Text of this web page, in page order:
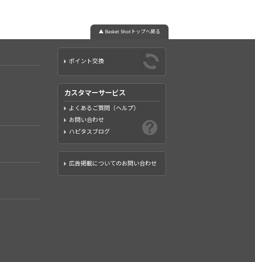
▲ Basket Shotトップへ戻る
ポイント交換
カスタマーサービス
よくあるご質問（ヘルプ）
お問い合わせ
ハピタスブログ
広告掲載についてのお問い合わせ